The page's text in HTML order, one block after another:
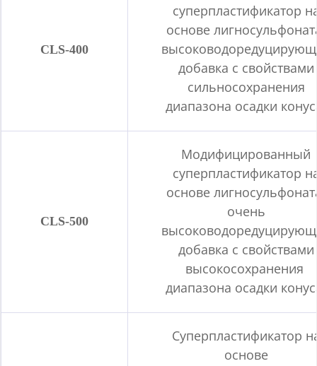
CLS-400
суперпластификатор
основе
добавка с свойствами
сильносохранения
диапазона осадки
CLS-500
Модифицированный
суперпластификатор
основе
очень
добавка с свойствами
высокосохранения
диапазона осадки
Суперпластификатор
основе